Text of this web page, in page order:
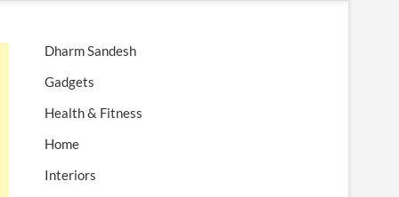
Dharm Sandesh
Gadgets
Health & Fitness
Home
Interiors